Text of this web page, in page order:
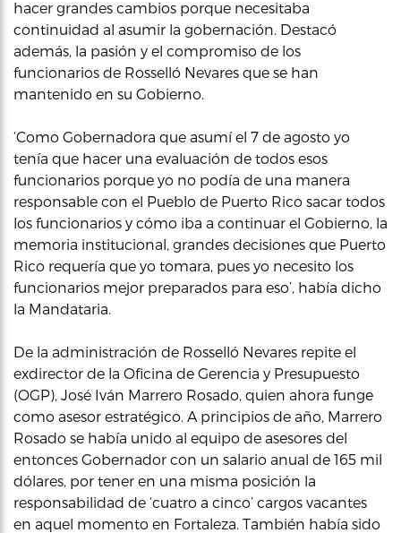
hacer grandes cambios porque necesitaba
continuidad al asumir la gobernación. Destacó
además, la pasión y el compromiso de los
funcionarios de Rosselló Nevares que se han
mantenido en su Gobierno.
‘Como Gobernadora que asumí el 7 de agosto yo
tenía que hacer una evaluación de todos esos
funcionarios porque yo no podía de una manera
responsable con el Pueblo de Puerto Rico sacar todos
los funcionarios y cómo iba a continuar el Gobierno, la
memoria institucional, grandes decisiones que Puerto
Rico requería que yo tomara, pues yo necesito los
funcionarios mejor preparados para eso’, había dicho
la Mandataria.
De la administración de Rosselló Nevares repite el
exdirector de la Oficina de Gerencia y Presupuesto
(OGP), José Iván Marrero Rosado, quien ahora funge
como asesor estratégico. A principios de año, Marrero
Rosado se había unido al equipo de asesores del
entonces Gobernador con un salario anual de 165 mil
dólares, por tener en una misma posición la
responsabilidad de ‘cuatro a cinco’ cargos vacantes
en aquel momento en Fortaleza. También había sido